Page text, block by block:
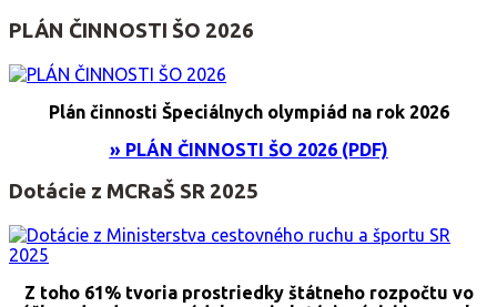
PLÁN ČINNOSTI ŠO 2026
Plán činnosti Špeciálnych olympiád na rok 2026
» PLÁN ČINNOSTI ŠO 2026 (PDF)
Dotácie z MCRaŠ SR 2025
Z toho 61% tvoria prostriedky štátneho rozpočtu vo